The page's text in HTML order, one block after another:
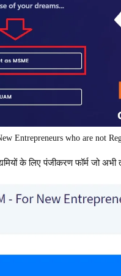
Entrepreneurs who are not
के लिए पंजीकरण फॉर्म जो